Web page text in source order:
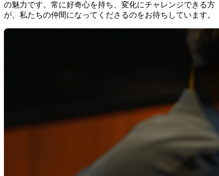
の魅力です。常に好奇心を持ち、変化にチャレンジできる方
が、私たちの仲間になってくださるのをお待ちしています。